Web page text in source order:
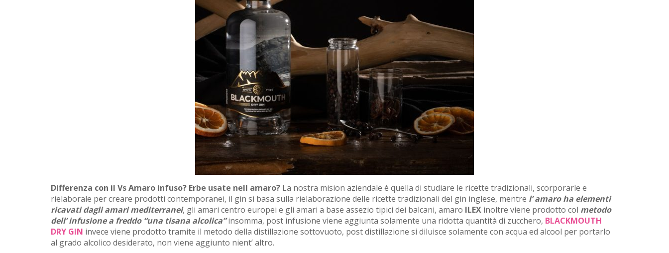
Differenza con il Vs Amaro infuso? Erbe usate nell amaro? La nostra mision aziendale è quella di studiare le ricette tradizionali, scorporarle e
rielaborale per creare prodotti contemporanei, il gin si basa sulla rielaborazione delle ricette tradizionali del gin inglese, mentre l’ amaro ha elementi
ricavati dagli amari mediterranei, gli amari centro europei e gli amari a base assezio tipici dei balcani, amaro ILEX inoltre viene prodotto col metodo
dell’ infusione a freddo “una tisana alcolica” insomma, post infusione viene aggiunta solamente una ridotta quantità di zucchero, BLACKMOUTH
DRY GIN invece viene prodotto tramite il metodo della distillazione sottovuoto, post distillazione si diluisce solamente con acqua ed alcool per portarlo
al grado alcolico desiderato, non viene aggiunto nient’ altro.